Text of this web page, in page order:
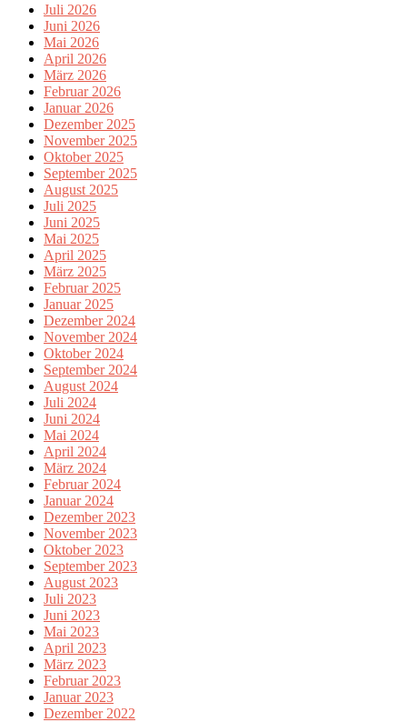
Juli 2026
Juni 2026
Mai 2026
April 2026
März 2026
Februar 2026
Januar 2026
Dezember 2025
November 2025
Oktober 2025
September 2025
August 2025
Juli 2025
Juni 2025
Mai 2025
April 2025
März 2025
Februar 2025
Januar 2025
Dezember 2024
November 2024
Oktober 2024
September 2024
August 2024
Juli 2024
Juni 2024
Mai 2024
April 2024
März 2024
Februar 2024
Januar 2024
Dezember 2023
November 2023
Oktober 2023
September 2023
August 2023
Juli 2023
Juni 2023
Mai 2023
April 2023
März 2023
Februar 2023
Januar 2023
Dezember 2022